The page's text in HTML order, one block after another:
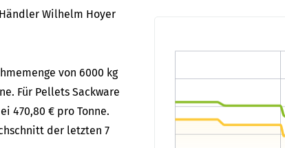
Wilhelm Hoyer
von 6000 kg
Für Pellets Sackware
470,80 € pro Tonne.
der letzten 7